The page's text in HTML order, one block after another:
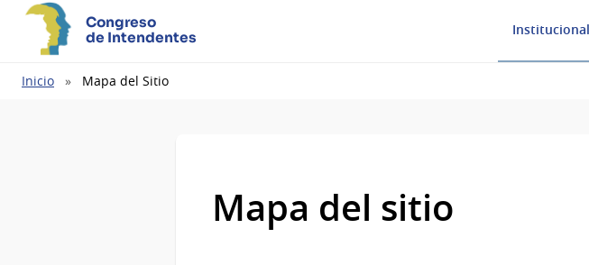
Congreso
de Intendentes
Institucional
Ruta
Inicio Mapa del Sitio
Mapa del sitio